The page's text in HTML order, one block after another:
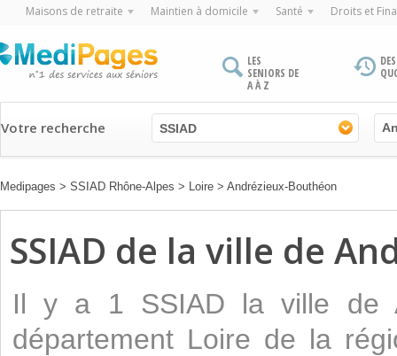
Maisons de retraite Maintien à domicile Santé Droits et
LES
SENIORS DE
A À Z
Votre recherche SSIAD
Medipages > SSIAD Rhône-Alpes > Loire > Andrézieux-Bouthéon
SSIAD de la ville de
Il y a 1 SSIAD la ville de
département Loire de la